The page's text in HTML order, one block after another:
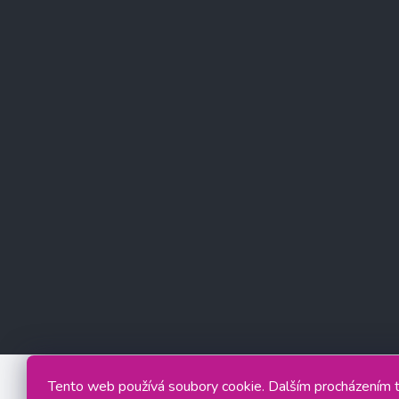
Tento web používá soubory cookie. Dalším